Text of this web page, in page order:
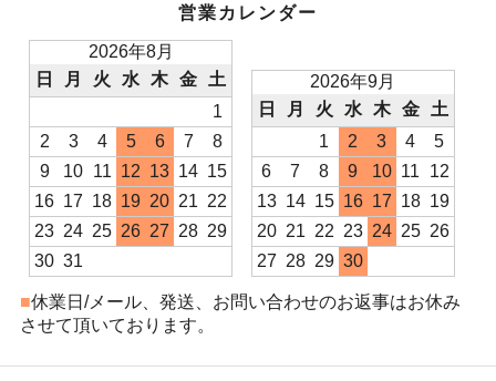
営業カレンダー
2026年8月
日
月 火 水 木 金
土
1
2
3 4 5 6 7
8
9
10 11 12 13 14 15
16 17 18 19 20 21 22
23 24 25 26 27 28 29
30 31
2026年9月
日
月 火 水 木 金
土
1
2 3 4
5
6
7 8 9 10 11
12
13 14 15 16 17 18 19
20 21 22 23 24 25 26
27 28 29 30
■休業日/メール、発送、お問い合わせのお返事はお休み
させて頂いております。